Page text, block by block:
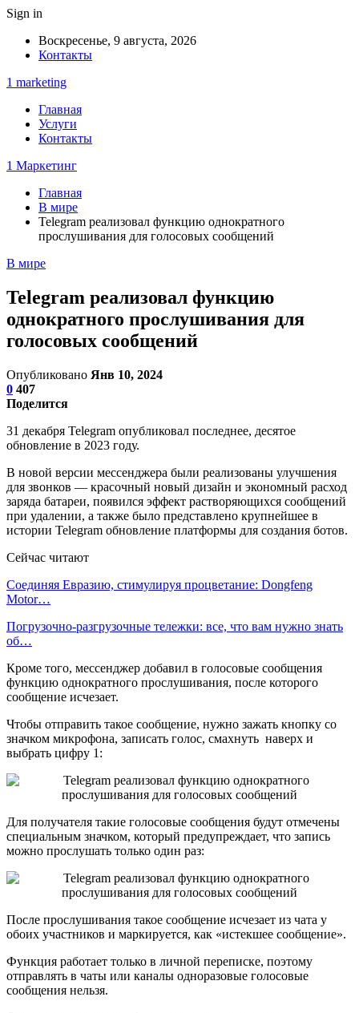
Sign in
Воскресенье, 9 августа, 2026
Контакты
1 marketing
Главная
Услуги
Контакты
1 Маркетинг
Главная
В мире
Telegram реализовал функцию однократного
прослушивания для голосовых сообщений
В мире
Telegram реализовал функцию
однократного прослушивания для
голосовых сообщений
Опубликовано Янв 10, 2024
0 407
Поделится
31 декабря Telegram опубликовал последнее, десятое
обновление в 2023 году.
В новой версии мессенджера были реализованы улучшения
для звонков — красочный новый дизайн и экономный расход
заряда батареи, появился эффект растворяющихся сообщений
при удалении, а также было представлено крупнейшее в
истории Telegram обновление платформы для создания ботов.
Сейчас читают
Соединяя Евразию, стимулируя процветание: Dongfeng
Motor…
Погрузочно-разгрузочные тележки: все, что вам нужно знать
об…
Кроме того, мессенджер добавил в голосовые сообщения
функцию однократного прослушивания, после которого
сообщение исчезает.
Чтобы отправить такое сообщение, нужно зажать кнопку со
значком микрофона, записать голос, смахнуть наверх и
выбрать цифру 1:
Для получателя такие голосовые сообщения будут отмечены
специальным значком, который предупреждает, что запись
можно прослушать только один раз:
После прослушивания такое сообщение исчезает из чата у
обоих участников и маркируется, как «истекшее сообщение».
Функция работает только в личной переписке, поэтому
отправлять в чаты или каналы одноразовые голосовые
сообщения нельзя.